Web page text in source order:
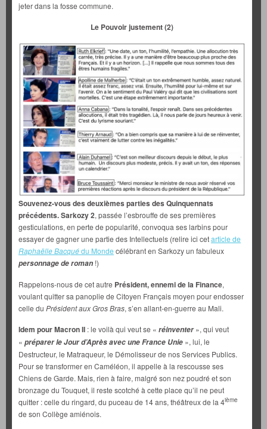
jeter dans la fosse commune.
Le Pouvoir justement (2)
Souvenez-vous des deuxièmes parties des Quinquennats
précédents. Sarkozy 2, passée l’esbrouffe de ses premières
gesticulations, en perte de popularité, convoqua ses larbins pour
essayer de gagner une partie des Intellectuels (relire ici cetarticle de
Raphaëlle Bacquédu Monde célébrant en Sarkozy un fabuleux
personnage de roman !)
Rappelons-nous de cet autre Président, ennemi de la Finance,
voulant quitter sa panoplie de Citoyen Français moyen pour endosser
celle du Président aux Gros Bras, s’en allant-en-guerre au Mali.
Idem pour Macron II : le voilà qui veut se « réinventer», qui veut
« préparer le Jour d’Après avec une France Unie », lui, le
Destructeur, le Matraqueur, le Démolisseur de nos Services Publics.
Pour se transformer en Caméléon, il appelle à la rescousse ses
Chiens de Garde. Mais, rien à faire, malgré son nez poudré et son
bronzage du Touquet, il reste scotché à cette place qu’il ne peut
quitter : celle du ringard, du puceau de 14 ans, théâtreux de la 4ième
de son Collège amiénois.